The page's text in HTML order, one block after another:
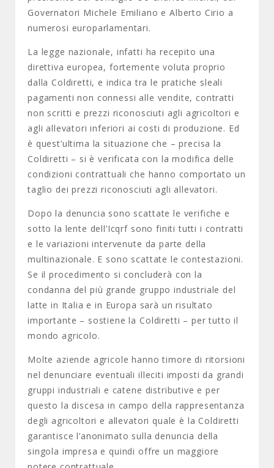
Governatori Michele Emiliano e Alberto Cirio a
numerosi europarlamentari.
La legge nazionale, infatti ha recepito una
direttiva europea, fortemente voluta proprio
dalla Coldiretti, e indica tra le pratiche sleali
pagamenti non connessi alle vendite, contratti
non scritti e prezzi riconosciuti agli agricoltori e
agli allevatori inferiori ai costi di produzione. Ed
è quest’ultima la situazione che – precisa la
Coldiretti – si è verificata con la modifica delle
condizioni contrattuali che hanno comportato un
taglio dei prezzi riconosciuti agli allevatori.
Dopo la denuncia sono scattate le verifiche e
sotto la lente dell’Icqrf sono finiti tutti i contratti
e le variazioni intervenute da parte della
multinazionale. E sono scattate le contestazioni.
Se il procedimento si concluderà con la
condanna del più grande gruppo industriale del
latte in Italia e in Europa sarà un risultato
importante – sostiene la Coldiretti – per tutto il
mondo agricolo.
Molte aziende agricole hanno timore di ritorsioni
nel denunciare eventuali illeciti imposti da grandi
gruppi industriali e catene distributive e per
questo la discesa in campo della rappresentanza
degli agricoltori e allevatori quale è la Coldiretti
garantisce l’anonimato sulla denuncia della
singola impresa e quindi offre un maggiore